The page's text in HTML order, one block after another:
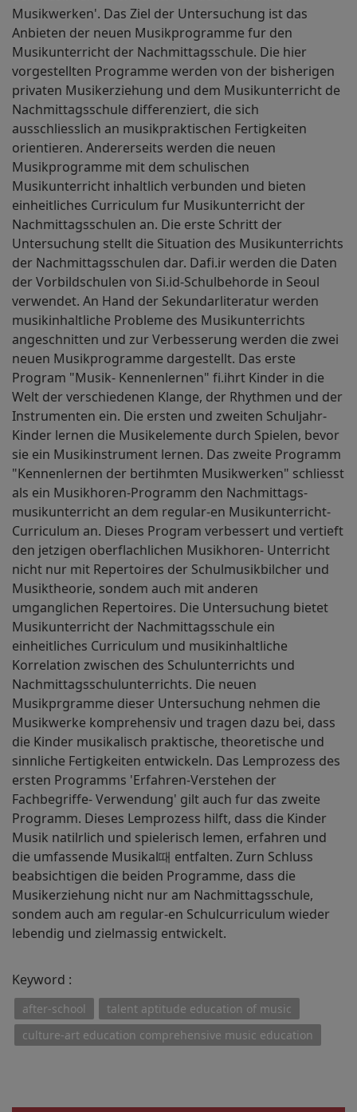
Musikwerken'. Das Ziel der Untersuchung ist das
Anbieten der neuen Musikprogramme fur den
Musikunterricht der Nachmittagsschule. Die hier
vorgestellten Programme werden von der bisherigen
privaten Musikerziehung und dem Musikunterricht de
Nachmittagsschule differenziert, die sich
ausschliesslich an musikpraktischen Fertigkeiten
orientieren. Andererseits werden die neuen
Musikprogramme mit dem schulischen
Musikunterricht inhaltlich verbunden und bieten
einheitliches Curriculum fur Musikunterricht der
Nachmittagsschulen an. Die erste Schritt der
Untersuchung stellt die Situation des Musikunterrichts
der Nachmittagsschulen dar. Dafi.ir werden die Daten
der Vorbildschulen von Si.id-Schulbehorde in Seoul
verwendet. An Hand der Sekundarliteratur werden
musikinhaltliche Probleme des Musikunterrichts
angeschnitten und zur Verbesserung werden die zwei
neuen Musikprogramme dargestellt. Das erste
Program "Musik- Kennenlernen" fi.ihrt Kinder in die
Welt der verschiedenen Klange, der Rhythmen und der
Instrumenten ein. Die ersten und zweiten Schuljahr-
Kinder lernen die Musikelemente durch Spielen, bevor
sie ein Musikinstrument lernen. Das zweite Programm
"Kennenlernen der bertihmten Musikwerken" schliesst
als ein Musikhoren-Programm den Nachmittags-
musikunterricht an dem regular-en Musikunterricht-
Curriculum an. Dieses Program verbessert und vertieft
den jetzigen oberflachlichen Musikhoren- Unterricht
nicht nur mit Repertoires der Schulmusikbilcher und
Musiktheorie, sondem auch mit anderen
umganglichen Repertoires. Die Untersuchung bietet
Musikunterricht der Nachmittagsschule ein
einheitliches Curriculum und musikinhaltliche
Korrelation zwischen des Schulunterrichts und
Nachmittagsschulunterrichts. Die neuen
Musikprgramme dieser Untersuchung nehmen die
Musikwerke komprehensiv und tragen dazu bei, dass
die Kinder musikalisch praktische, theoretische und
sinnliche Fertigkeiten entwickeln. Das Lemprozess des
ersten Programms 'Erfahren-Verstehen der
Fachbegriffe- Verwendung' gilt auch fur das zweite
Programm. Dieses Lemprozess hilft, dass die Kinder
Musik natilrlich und spielerisch lemen, erfahren und
die umfassende Musikal때 entfalten. Zurn Schluss
beabsichtigen die beiden Programme, dass die
Musikerziehung nicht nur am Nachmittagsschule,
sondem auch am regular-en Schulcurriculum wieder
lebendig und zielmassig entwickelt.
Keyword :
after-school
talent aptitude education of music
culture-art education comprehensive music education